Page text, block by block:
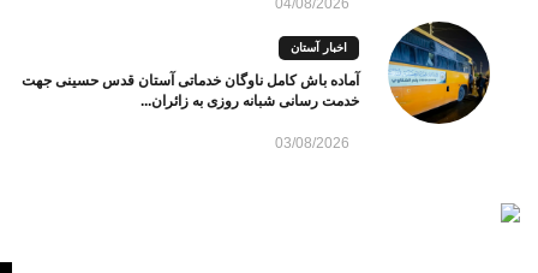
04/08/2026
اخبار آستان
آماده باش کامل ناوگان خدماتی آستان قدس حسینی جهت
خدمت رسانی شبانه روزی به زائران...
03/08/2026